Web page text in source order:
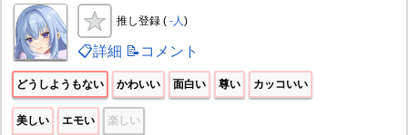
推し登録 ( -人)
📋詳細 📝コメント
どうしようもない かわいい 面白い 尊い カッコいい
美しい エモい 楽しい